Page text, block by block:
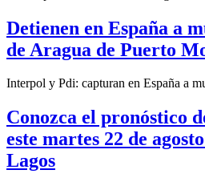
Detienen en España a
de Aragua de Puerto
Interpol y Pdi: capturan en España a
Conozca el pronóstico
este martes 22 de
Lagos